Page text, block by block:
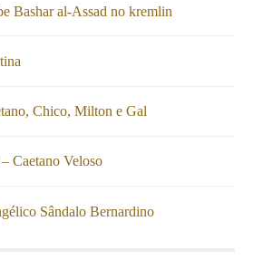
Bashar al-Assad no kremlin
Chico, Milton e Gal
Caetano Veloso
Sândalo Bernardino